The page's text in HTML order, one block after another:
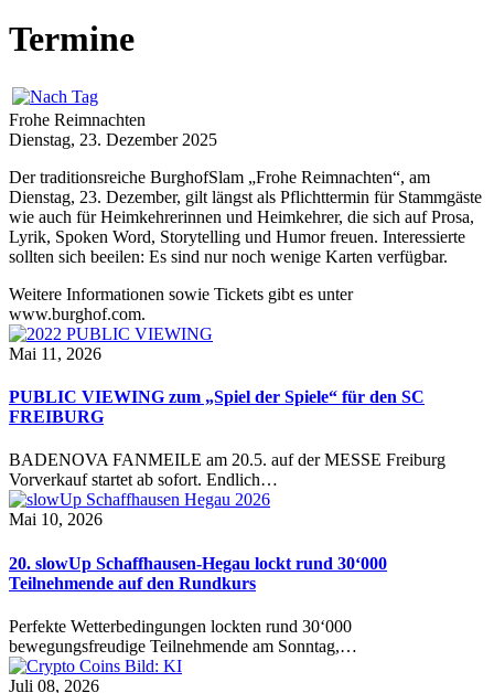
Termine
Frohe Reimnachten
Dienstag, 23. Dezember 2025
Der traditionsreiche BurghofSlam „Frohe Reimnachten“, am
Dienstag, 23. Dezember, gilt längst als Pflichttermin für Stammgäste
wie auch für Heimkehrerinnen und Heimkehrer, die sich auf Prosa,
Lyrik, Spoken Word, Storytelling und Humor freuen. Interessierte
sollten sich beeilen: Es sind nur noch wenige Karten verfügbar.
Weitere Informationen sowie Tickets gibt es unter
www.burghof.com.
Mai 11, 2026
PUBLIC VIEWING zum „Spiel der Spiele“ für den SC
FREIBURG
BADENOVA FANMEILE am 20.5. auf der MESSE Freiburg
Vorverkauf startet ab sofort. Endlich…
Mai 10, 2026
20. slowUp Schaffhausen-Hegau lockt rund 30‘000
Teilnehmende auf den Rundkurs
Perfekte Wetterbedingungen lockten rund 30‘000
bewegungsfreudige Teilnehmende am Sonntag,…
Juli 08, 2026